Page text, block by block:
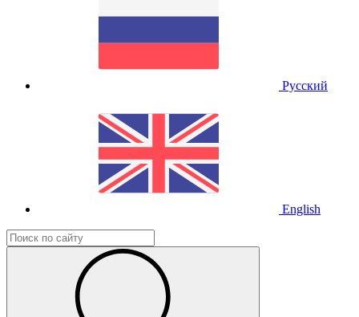
Русский
English